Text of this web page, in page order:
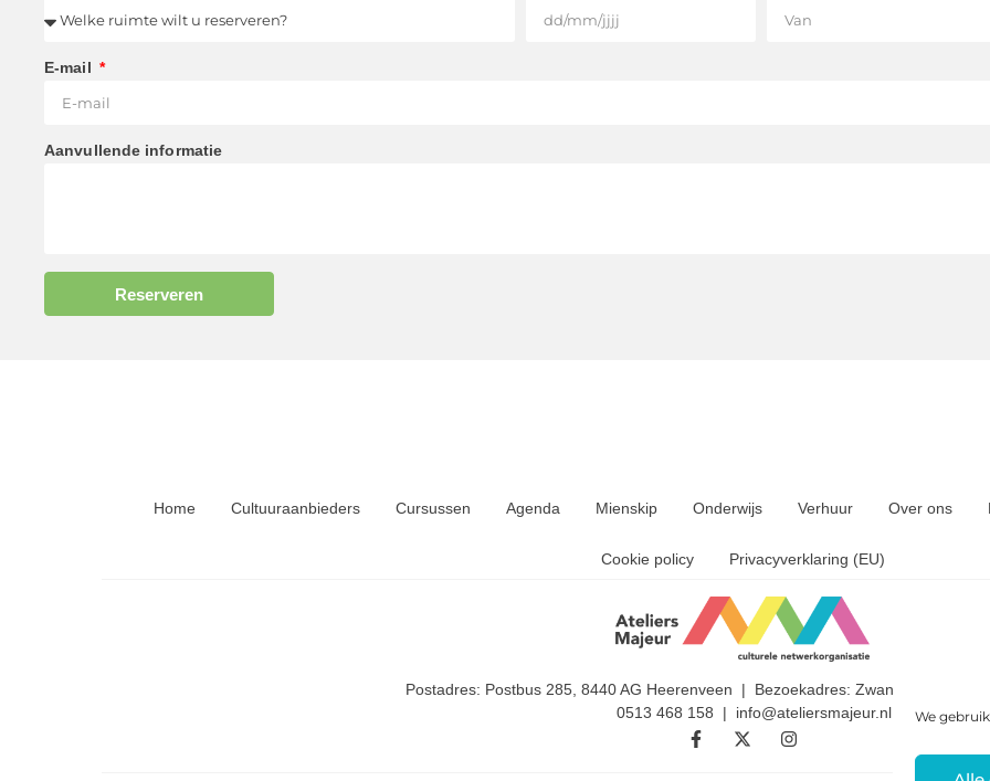
We
E-mail
Aanvullende informatie
Reserveren
Home Cultuuraanbieders Cursussen Agenda Mienskip Onderwijs Verhuur Over ons
Cookie policy Privacyverklaring (EU)
Postadres: Postbus 285, 8440 AG Heerenveen | Bezoekadres: Zwanedrift 2,
0513 468 158 | info@ateliersmajeur.nl